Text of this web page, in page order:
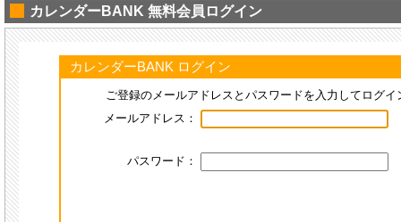
カレンダーBANK 無料会員ログイン
カレンダーBANK ログイン
ご登録のメールアドレスとパスワードを入力してログイ
メールアドレス：
パスワード：